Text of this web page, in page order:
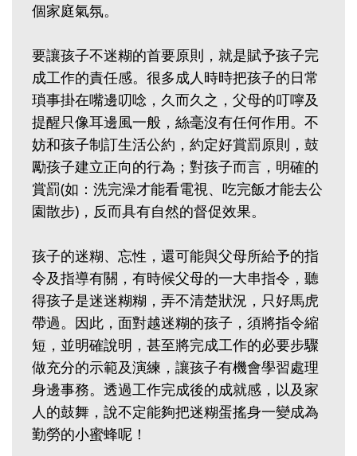
個家庭氣氛。
要讓孩子不迷糊的首要原則，就是賦予孩子完
成工作的責任感。很多成人時時把孩子的日常
瑣事掛在嘴邊叨唸，久而久之，父母的叮嚀及
提醒只像耳邊風一般，絲毫沒有任何作用。不
妨和孩子制訂生活公約，約定好賞罰原則，鼓
勵孩子建立正向的行為；對孩子而言，明確的
賞罰(如：洗完澡才能看電視、吃完飯才能去公
園散步)，反而具有自然的督促效果。
孩子的迷糊、忘性，還可能與父母所給予的指
令及指導有關，有時候父母的一大串指令，聽
得孩子是迷迷糊糊，弄不清楚狀況，只好馬虎
帶過。因此，面對越迷糊的孩子，須將指令縮
短，並明確說明，甚至將完成工作的必要步驟
做充分的示範及演練，讓孩子有機會學習處理
身邊事務。透過工作完成後的成就感，以及家
人的鼓舞，說不定能夠把迷糊蛋搖身一變成為
勤勞的小蜜蜂呢！